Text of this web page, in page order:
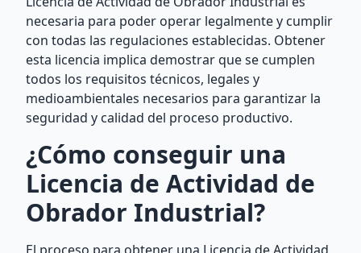
necesaria para poder operar legalmente y cumplir
con todas las regulaciones establecidas. Obtener
esta licencia implica demostrar que se cumplen
todos los requisitos técnicos, legales y
medioambientales necesarios para garantizar la
seguridad y calidad del proceso productivo.
¿Cómo conseguir una
Licencia de Actividad de
Obrador Industrial?